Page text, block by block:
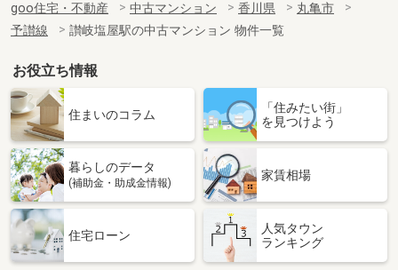
goo住宅・不動産 中古マンション 香川県
丸亀市
予讃線
讃岐塩屋駅の中古マンション 物件一覧
お役立ち情報
住まいのコラム
「住みたい街」
を見つけよう
暮らしのデータ
(補助金・助成金情報)
家賃相場
住宅ローン
人気タウン
ランキング